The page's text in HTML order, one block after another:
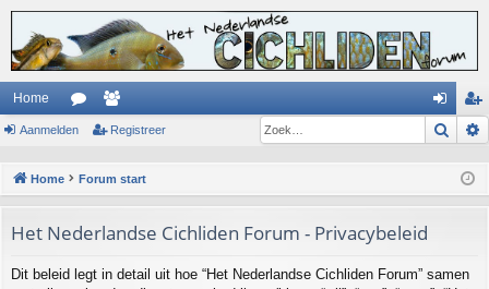
Home
or
m
s
ed an
el
eg
re
Aanmelden Registreer Zoek
Home Forum start
Het Nederlandse Cichliden Forum - Privacybeleid
Dit beleid legt in detail uit hoe “Het Nederlandse Cichliden Forum” samen